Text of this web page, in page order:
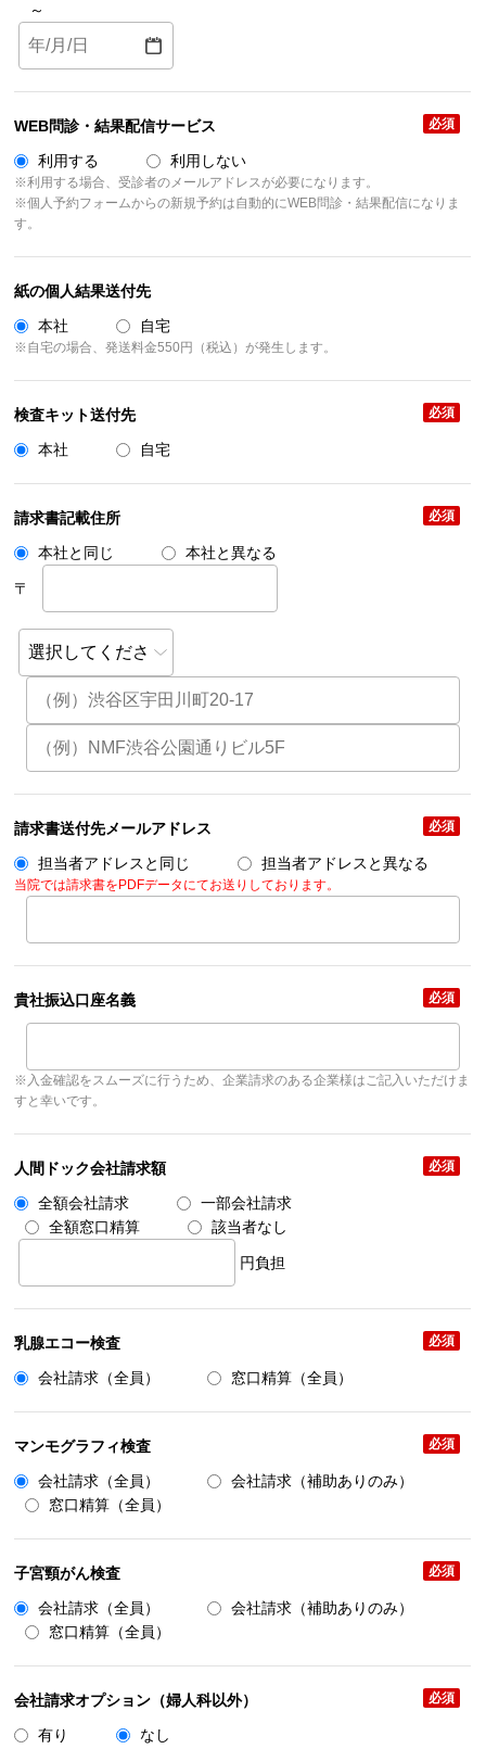
～
WEB問診・結果配信サービス 必須
利用する 利用しない
※利用する場合、受診者のメールアドレスが必要になります。
※個人予約フォームからの新規予約は自動的にWEB問診・結果配信になりま
す。
紙の個人結果送付先
本社
自宅
※自宅の場合、発送料金550円（税込）が発生します。
検査キット送付先 必須
本社 自宅
請求書記載住所 必須
本社と同じ 本社と異なる
〒
請求書送付先メールアドレス 必須
担当者アドレスと同じ 担当者アドレスと異なる
当院では請求書をPDFデータにてお送りしております。
貴社振込口座名義 必須
※入金確認をスムーズに行うため、企業請求のある企業様はご記入いただけま
すと幸いです。
人間ドック会社請求額 必須
全額会社請求
一部会社請求
全額窓口精算
該当者なし
円負担
乳腺エコー検査 必須
会社請求（全員） 窓口精算（全員）
マンモグラフィ検査 必須
会社請求（全員）
会社請求（補助ありのみ）
窓口精算（全員）
子宮頸がん検査 必須
会社請求（全員）
会社請求（補助ありのみ）
窓口精算（全員）
会社請求オプション（婦人科以外） 必須
有り なし